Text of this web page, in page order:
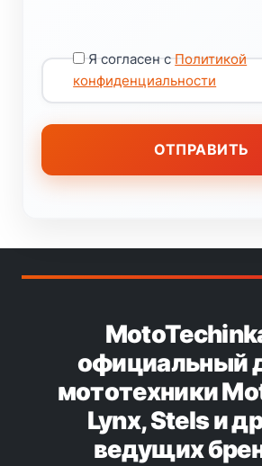
Я согласен сПолитикой
конфиденциальности
официальный
мототехники
Lynx, Stels и
ведущих